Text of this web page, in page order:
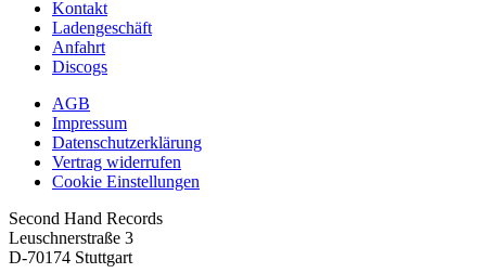
Kontakt
Ladengeschäft
Anfahrt
Discogs
AGB
Impressum
Datenschutzerklärung
Vertrag widerrufen
Cookie Einstellungen
Second Hand Records
Leuschnerstraße 3
D-70174 Stuttgart